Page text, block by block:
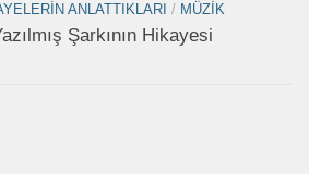
ANLATTIKLARI / MÜZIK
Şarkının Hikayesi